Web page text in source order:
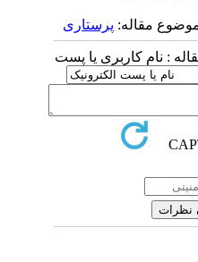
مقاله:پرستاری
: نام کاربری یا پست